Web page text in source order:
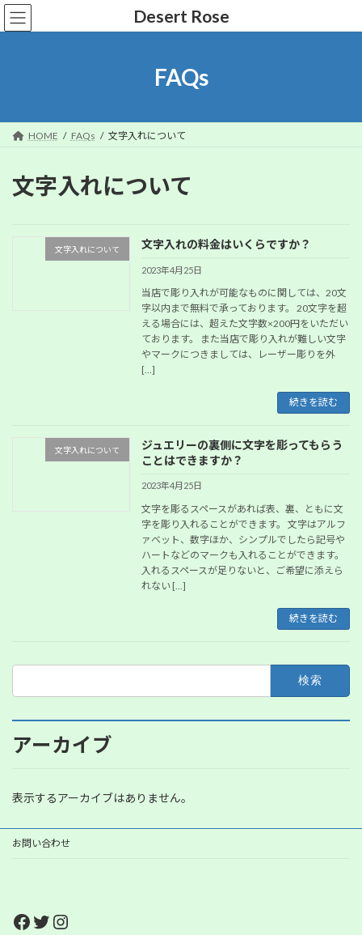
コ
ン
キ
ナ
ビ
に
Desert Rose
FAQs
HOME FAQs 文字入れについて
文字入れについて
文字入れについて 文字入れの料金はいくらですか？
2023年4月25日
当店で彫り入れが可能なものに関しては、20文
字以内まで無料で承っております。 20文字を超
える場合には、超えた文字数×200円をいただい
ております。 また当店で彫り入れが難しい文字
やマークにつきましては、レーザー彫りを外
[…]
続きを読む
文字入れについて
ジュエリーの裏側に文字を彫ってもらう
ことはできますか？
2023年4月25日
文字を彫るスペースがあれば表、裏、ともに文
字を彫り入れることができます。 文字はアルフ
ァベット、数字ほか、シンプルでしたら記号や
ハートなどのマークも入れることができます。
入れるスペースが足りないと、ご希望に添えら
れない […]
続きを読む
アーカイブ
表示するアーカイブはありません。
お問い合わせ
Facebook
Twitter
Instagram